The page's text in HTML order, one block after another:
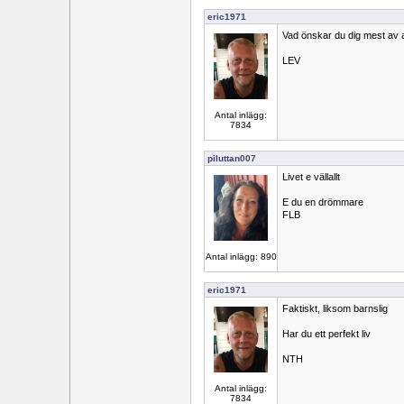
eric1971
Antal inlägg:
7834
Vad önskar du dig mest av
LEV
piluttan007
Antal inlägg: 890
Livet e vällallt
E du en drömmare
FLB
eric1971
Antal inlägg:
7834
Faktiskt, liksom barnslig
Har du ett perfekt liv
NTH